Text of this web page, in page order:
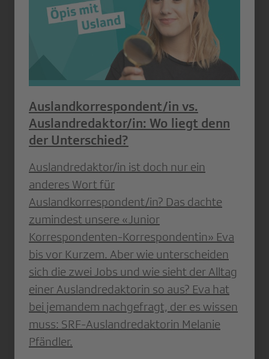
Auslandkorrespondent/in vs.
Auslandredaktor/in: Wo liegt denn
der Unterschied?
Auslandredaktor/in ist doch nur ein
anderes Wort für
Auslandkorrespondent/in? Das dachte
zumindest unsere «Junior
Korrespondenten-Korrespondentin» Eva
bis vor Kurzem. Aber wie unterscheiden
sich die zwei Jobs und wie sieht der Alltag
einer Auslandredaktorin so aus? Eva hat
bei jemandem nachgefragt, der es wissen
muss: SRF-Auslandredaktorin Melanie
Pfändler.